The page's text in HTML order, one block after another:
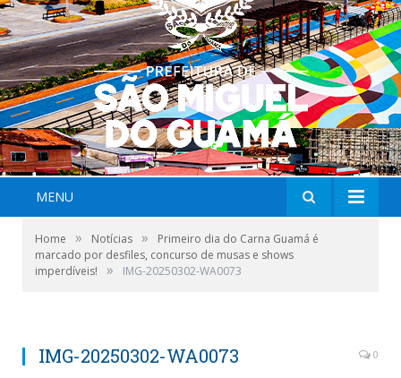
MENU
Home » Notícias »
Primeiro dia do Carna Guamá é
marcado por desfiles, concurso de musas e shows
imperdíveis!
» IMG-20250302-WA0073
IMG-20250302-WA0073 0